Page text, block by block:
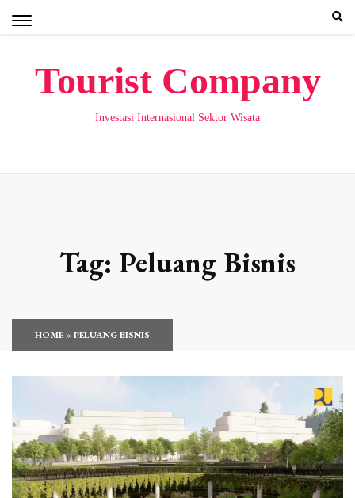
Tourist Company
Investasi Internasional Sektor Wisata
Tag: Peluang Bisnis
HOME»PELUANG BISNIS